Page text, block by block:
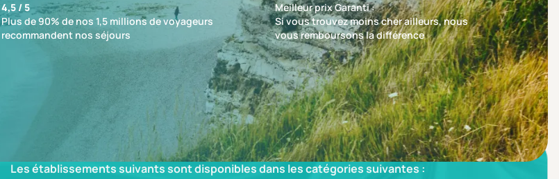
4,5 / 5
Plus de 90% de nos 1,5 millions de voyageurs
recommandent nos séjours
Meilleur prix Garanti :
Si vous trouvez moins cher ailleurs, nous
vous remboursons la différence
Trier par Nos recommandations en premier
Les établissements suivants sont disponibles dans les catégories suivantes :